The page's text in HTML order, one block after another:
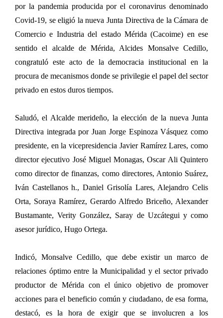
por la pandemia producida por el coronavirus denominado
Covid-19, se eligió la nueva Junta Directiva de la Cámara de
Comercio e Industria del estado Mérida (Cacoime) en ese
sentido el alcalde de Mérida, Alcides Monsalve Cedillo,
congratuló este acto de la democracia institucional en la
procura de mecanismos donde se privilegie el papel del sector
privado en estos duros tiempos.
Saludó, el Alcalde merideño, la elección de la nueva Junta
Directiva integrada por Juan Jorge Espinoza Vásquez como
presidente, en la vicepresidencia Javier Ramírez Lares, como
director ejecutivo José Miguel Monagas, Oscar Ali Quintero
como director de finanzas, como directores, Antonio Suárez,
Iván Castellanos h., Daniel Grisolía Lares, Alejandro Celis
Orta, Soraya Ramírez, Gerardo Alfredo Briceño, Alexander
Bustamante, Verity González, Saray de Uzcátegui y como
asesor jurídico, Hugo Ortega.
Indicó, Monsalve Cedillo, que debe existir un marco de
relaciones óptimo entre la Municipalidad y el sector privado
productor de Mérida con el único objetivo de promover
acciones para el beneficio común y ciudadano, de esa forma,
destacó, es la hora de exigir que se involucren a los